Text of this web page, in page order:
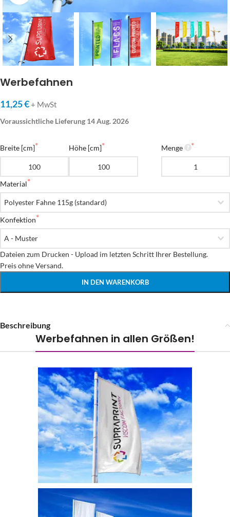
Werbefahnen
11,25 €+ MwSt
Voraussichtliche Lieferung 14 Aug. 2026
Breite [cm] Menge
Höhe [cm]
Material
Konfektion
Dateien zum Drucken - Upload im letzten Schritt Ihrer Bestellung.
Preis ohne Versand.
IN DEN WARENKORB
Beschreibung
Werbefahnen in allen Größen!